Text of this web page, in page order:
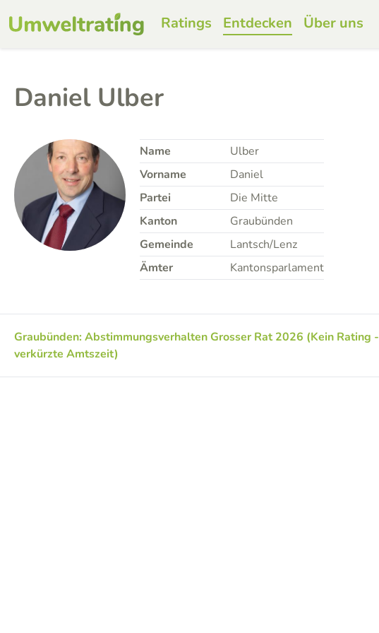
Ratings Entdecken Über uns
Daniel Ulber
Name
Ulber
Vorname
Daniel
Partei
Die Mitte
Kanton
Graubünden
Gemeinde
Lantsch/Lenz
Ämter
Kantonsparlament
Graubünden: Abstimmungsverhalten Grosser Rat 2026 (Kein Rating -
verkürzte Amtszeit)